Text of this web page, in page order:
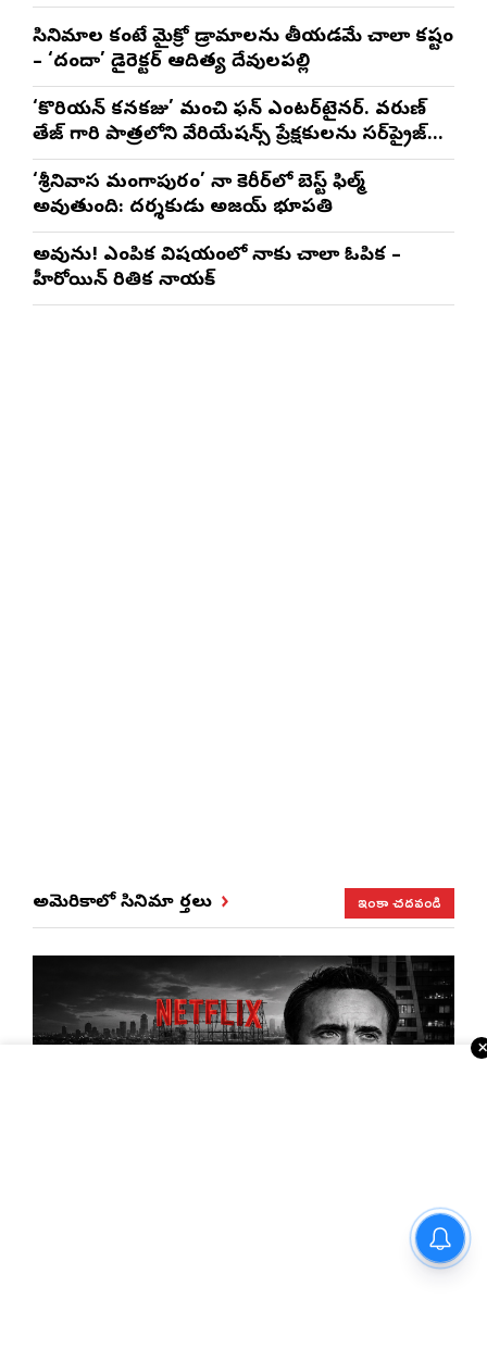
సినిమాల కంటే మైక్రో డ్రామాలను తీయడమే చాలా కష్టం
– ‘దందా’ డైరెక్ట‌ర్ ఆదిత్య దేవులపల్లి
‘కొరియన్ కనకరాజు’ మంచి ఫన్ ఎంటర్‌టైనర్. వరుణ్
తేజ్ గారి పాత్రలోని వేరియేషన్స్ ప్రేక్షకులను సర్‌ప్రైజ్
చేస్తాయి : దర్శకుడు మేర్లపాక గాంధీ
‘శ్రీనివాస మంగాపురం’ నా కెరీర్‌లో బెస్ట్ ఫిల్మ్
అవుతుంది: దర్శకుడు అజయ్ భూపతి
అవును! ఎంపిక విషయంలో నాకు చాలా ఓపిక –
హీరోయిన్ రితిక నాయక్
అమెరికాలో సినిమా వార్తలు ఇంకా చదవండి
ఒక్క హార్డ్‌డిస్క్ మాయం… Netflix పై రూ.900 కోట్ల